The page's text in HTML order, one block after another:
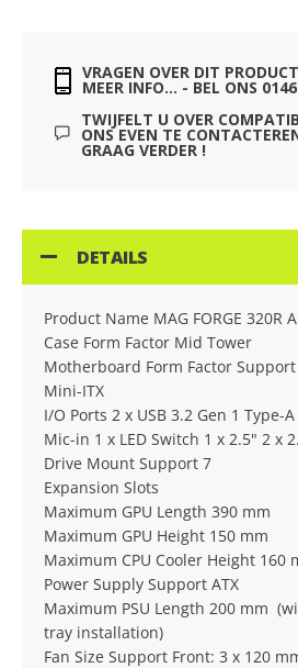
VRAGEN OVER DIT
MEER INFO... - BEL ONS
TWIJFELT U OVER
ONS EVEN TE
GRAAG VERDER !
DETAILS
Product Name MAG FORGE 320R
Case Form Factor Mid Tower
Motherboard Form Factor Support
Mini-ITX
I/O Ports 2 x USB 3.2 Gen 1 Type-
Mic-in 1 x LED Switch 1 x 2.5" 2 x
Drive Mount Support 7
Expansion Slots
Maximum GPU Length 390 mm
Maximum GPU Height 150 mm
Maximum CPU Cooler Height 160
Power Supply Support ATX
Maximum PSU Length 200 mm
tray installation)
Fan Size Support Front: 3 x 120